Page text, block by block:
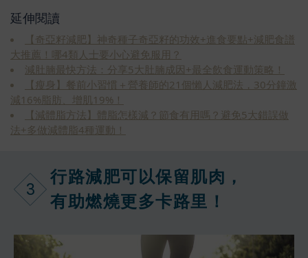
延伸閱讀
【奇亞籽減肥】神奇種子奇亞籽的功效+進食要點+減肥食譜
大推薦！哪4類人士要小心避免服用？
減肚腩最快方法：分享5大肚腩成因+最全飲食運動策略！
【瘦身】餐前小習慣＋營養師的21個懶人減肥法，30分鐘激
減16%脂肪、增肌19%！
【減體脂方法】體脂怎樣減？節食有用嗎？避免5大錯誤做
法+多做減體脂4種運動！
3
行路減肥可以保留肌肉，
有助燃燒更多卡路里！